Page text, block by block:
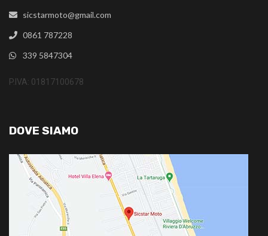
sicstarmoto@gmail.com
0861 787228
339 5847304
P.IVA: 01817100678
DOVE SIAMO